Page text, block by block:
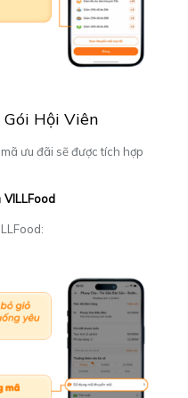
Hội Viên
ưu đãi sẽ được tích hợp
VILLFood